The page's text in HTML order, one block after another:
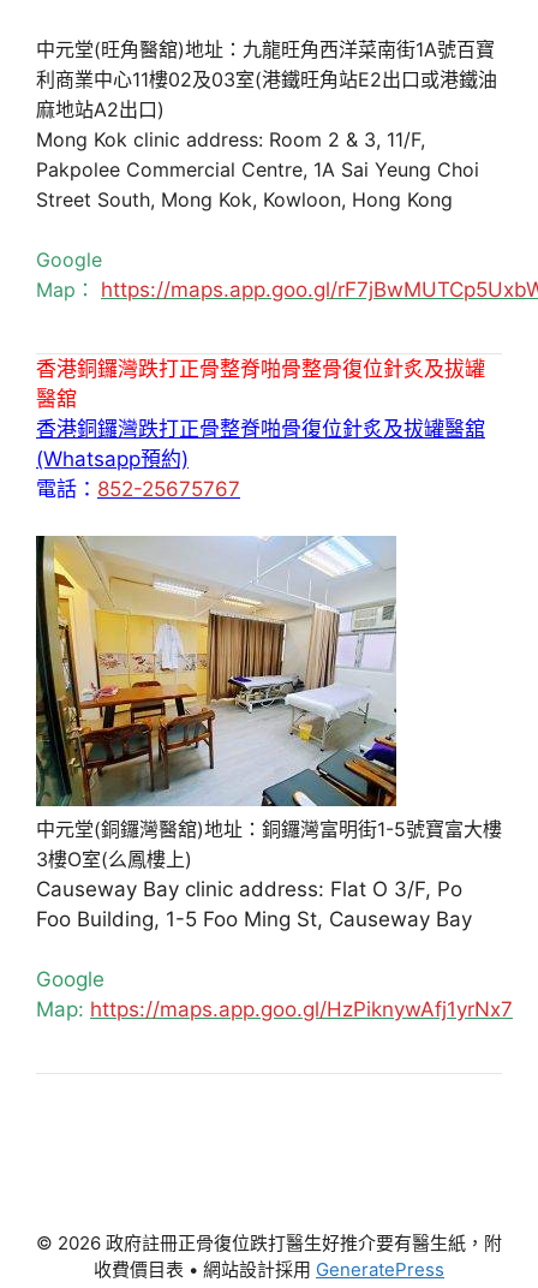
中元堂(旺角醫舘)地址：九龍旺角西洋菜南街1A號百寶
利商業中心11樓02及03室(港鐵旺角站E2出口或港鐵油
麻地站A2出口)
Mong Kok clinic address: Room 2 & 3, 11/F,
Pakpolee Commercial Centre, 1A Sai Yeung Choi
Street South, Mong Kok, Kowloon, Hong Kong
Google
Map： https://maps.app.goo.gl/
香港銅鑼灣跌打正骨整脊啪骨整骨復位針炙及拔罐
醫舘
香港銅鑼灣跌打正骨整脊啪骨復位針炙及拔罐醫舘
(Whatsapp預約)
電話： 852-25675767
中元堂(銅鑼灣醫舘)地址：銅鑼灣富明街1-5號寶富大樓
3樓O室(么鳳樓上)
Causeway Bay clinic address: Flat O 3/F, Po
Foo Building, 1-5 Foo Ming St, Causeway Bay
Google
Map: https://maps.app.goo.gl/HzPiknywAfj1yrNx7
© 2026 政府註冊正骨復位跌打醫生好推介要有醫生紙，附
收費價目表 • 網站設計採用 GeneratePress